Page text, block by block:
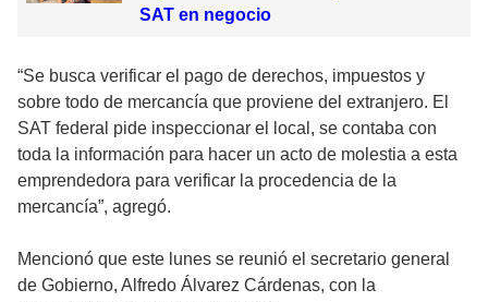
SAT en negocio
“Se busca verificar el pago de derechos, impuestos y
sobre todo de mercancía que proviene del extranjero. El
SAT federal pide inspeccionar el local, se contaba con
toda la información para hacer un acto de molestia a esta
emprendedora para verificar la procedencia de la
mercancía”, agregó.
Mencionó que este lunes se reunió el secretario general
de Gobierno, Alfredo Álvarez Cárdenas, con la